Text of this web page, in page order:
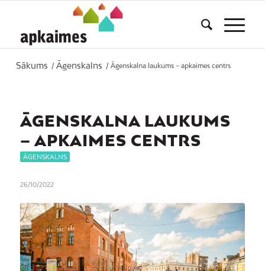
Sākums / Āgenskalns / Āgenskalna laukums – apkaimes centrs
ĀGENSKALNA LAUKUMS
– APKAIMES CENTRS
ĀGENSKALNS
26/10/2022